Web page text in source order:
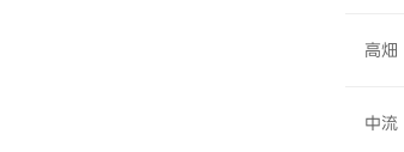
高畑
中流